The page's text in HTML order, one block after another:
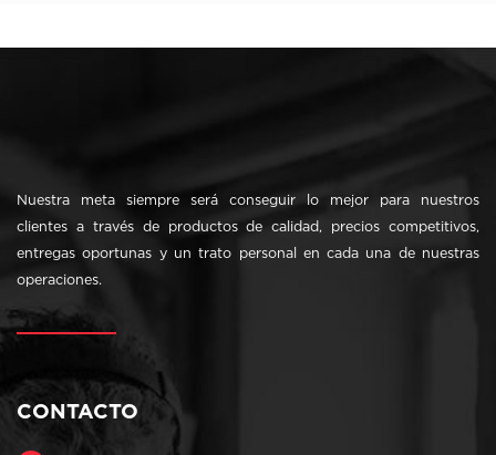
Nuestra meta siempre será conseguir lo mejor para nuestros
clientes a través de productos de calidad, precios competitivos,
entregas oportunas y un trato personal en cada una de nuestras
operaciones.
CONTACTO